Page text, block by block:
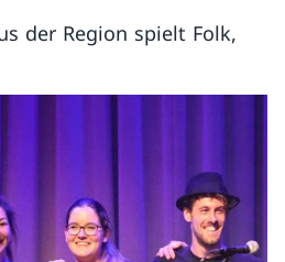
der Region spielt Folk,